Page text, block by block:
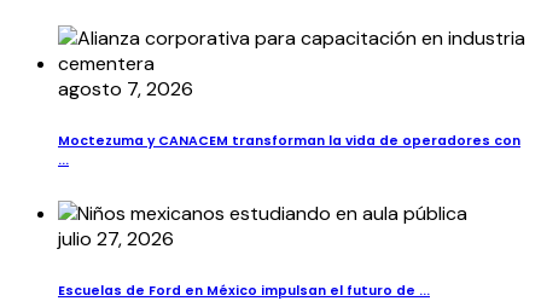
agosto 7, 2026
Moctezuma y CANACEM transforman la vida de operadores con
...
julio 27, 2026
Escuelas de Ford en México impulsan el futuro de ...